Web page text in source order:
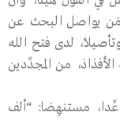
مَن يواصل البحث عن
لدى فتح الله
من المجدِّدين
مستنهِضا: “ألف